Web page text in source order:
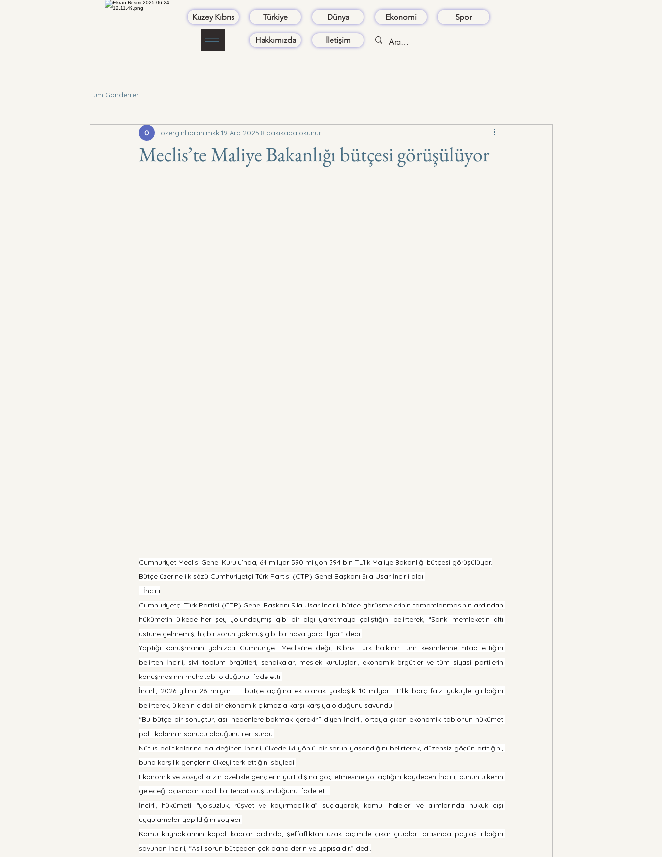
Kuzey Kıbrıs Türkiye
Hakkımızda
Dünya
İletişim
Ekonomi Spor
Tüm Gönderiler
Meclis’te Maliye Bakanlığı bütçesi görüşülüyor
ozerginliibrahimkk19 Ara 2025 8 dakikada okunur
Cumhuriyet Meclisi Genel Kurulu’nda, 64 milyar 590 milyon 394 bin TL’lik Maliye Bakanlığı bütçesi görüşülüyor.
Bütçe üzerine ilk sözü Cumhuriyetçi Türk Partisi (CTP) Genel Başkanı Sıla Usar İncirli aldı.
- İncirli
Cumhuriyetçi Türk Partisi (CTP) Genel Başkanı Sıla Usar İncirli, bütçe görüşmelerinin tamamlanmasının ardından
hükümetin ülkede her şey yolundaymış gibi bir algı yaratmaya çalıştığını belirterek, “Sanki memleketin altı
üstüne gelmemiş, hiçbir sorun yokmuş gibi bir hava yaratılıyor.” dedi.
Yaptığı konuşmanın yalnızca Cumhuriyet Meclisi’ne değil, Kıbrıs Türk halkının tüm kesimlerine hitap ettiğini
belirten İncirli; sivil toplum örgütleri, sendikalar, meslek kuruluşları, ekonomik örgütler ve tüm siyasi partilerin
konuşmasının muhatabı olduğunu ifade etti.
İncirli, 2026 yılına 26 milyar TL bütçe açığına ek olarak yaklaşık 10 milyar TL’lik borç faizi yüküyle girildiğini
belirterek, ülkenin ciddi bir ekonomik çıkmazla karşı karşıya olduğunu savundu.
“Bu bütçe bir sonuçtur, asıl nedenlere bakmak gerekir.” diyen İncirli, ortaya çıkan ekonomik tablonun hükümet
politikalarının sonucu olduğunu ileri sürdü.
Nüfus politikalarına da değinen İncirli, ülkede iki yönlü bir sorun yaşandığını belirterek, düzensiz göçün arttığını,
buna karşılık gençlerin ülkeyi terk ettiğini söyledi.
Ekonomik ve sosyal krizin özellikle gençlerin yurt dışına göç etmesine yol açtığını kaydeden İncirli, bunun ülkenin
geleceği açısından ciddi bir tehdit oluşturduğunu ifade etti.
İncirli, hükümeti “yolsuzluk, rüşvet ve kayırmacılıkla” suçlayarak, kamu ihaleleri ve alımlarında hukuk dışı
uygulamalar yapıldığını söyledi.
Kamu kaynaklarının kapalı kapılar ardında, şeffaflıktan uzak biçimde çıkar grupları arasında paylaştırıldığını
savunan İncirli, “Asıl sorun bütçeden çok daha derin ve yapısaldır.” dedi.